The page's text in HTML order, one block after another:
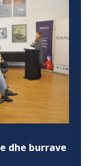
dhe burrave